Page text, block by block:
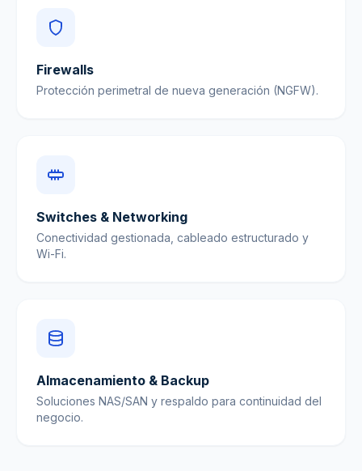
Firewalls
Protección perimetral de nueva generación (NGFW).
Switches & Networking
Conectividad gestionada, cableado estructurado y
Wi-Fi.
Almacenamiento & Backup
Soluciones NAS/SAN y respaldo para continuidad del
negocio.